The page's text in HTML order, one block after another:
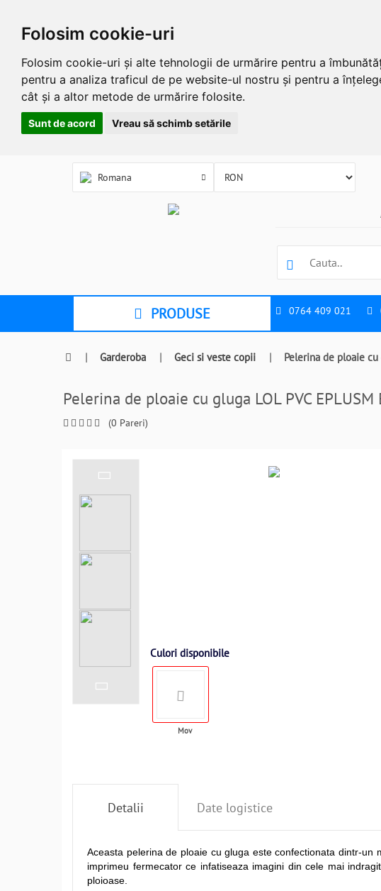
Folosim cookie-uri
Folosim cookie-uri și alte tehnologii de urmărire pentru a
pentru a analiza traficul de pe website-ul nostru și pentru a
cât și a altor metode de urmărire folosite.
Sunt de acord Vreau să schimb setările
Romana
PRODUSE 0764 409 021
| Garderoba | Geci si veste copii | Pelerina de ploaie cu
Pelerina de ploaie cu gluga LOL PVC
(0 Pareri)
Culori disponibile
Mov
Detalii Date logistice
Aceasta pelerina de ploaie cu gluga este confectionata dintr-
imprimeu fermecator ce infatiseaza imagini din cele mai
ploioase.